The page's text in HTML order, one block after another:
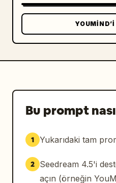
Bu prompt
1 Yukarıdaki tam
2
Seedream 4.5'i
açın (örneğin